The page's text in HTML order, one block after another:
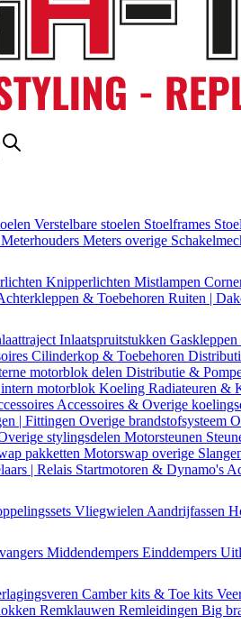
Verstelbare stoelen Stoelframes
Meterhouders Meters overige
Knipperlichten Mistlampen
& Toebehoren Ruiten |
Inlaatspruitstukken
Cilinderkop & Toebehoren
motorblok delen Distributie &
motorblok Koeling Radiateuren &
Accessoires & Overige
| Fittingen Overige brandstofsysteem
stylingsdelen Motorsteunen
pakketten Motorswap overige
| Relais Startmotoren & Dynamo's
Vliegwielen Aandrijfassen
Middendempers Einddempers
Camber kits & Toe kits
Remklauwen Remleidingen Big